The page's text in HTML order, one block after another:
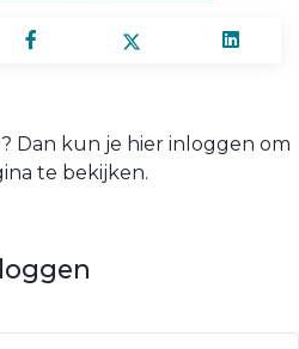
Dan kun je hier inloggen om
te bekijken.